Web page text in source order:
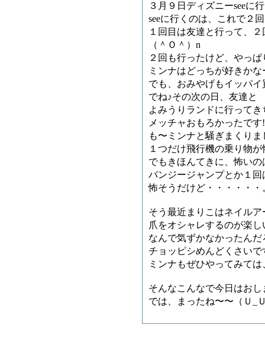
３月９日ディズニーseeに
seeに行くのは、これで２
１回目は友達と行って、
（＾Ｏ＾）n
２回も行ったけど、やっ
ミンナはどっちが好きか
でも、おみやげもイッパ
でね♪その次の日、友達と
よみうりランドに行って
メッチャおもろかったで
も〜ミンナと騒ぎまくり
１つだけ飛行機の乗り物
でもきほんてきに、怖い
バンジージャンプとか１
怖そうだけど・・・・・
そう最近まりこはネイル
爪をオシャレするのが楽
なんで気ずかなかったん
チョッピシめんどくさい
ミンナもぜひやってみ
そんなこんなで今日はお
では、まったね〜〜（Ｕ_